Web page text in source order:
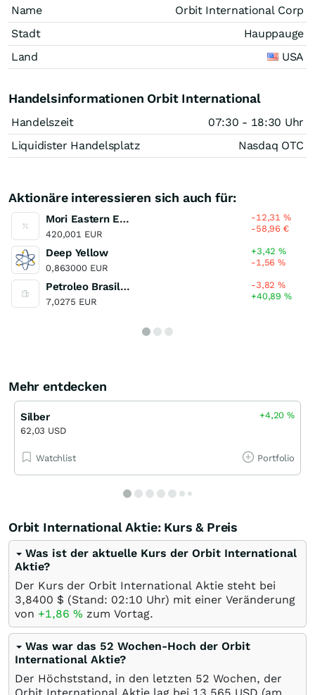
Name
Orbit International Corp
Stadt
Hauppauge
Land
USA
Handelsinformationen Orbit International
Handelszeit
07:30 - 18:30 Uhr
Liquidister Handelsplatz
Nasdaq OTC
Aktionäre interessieren sich auch für:
Mori Eastern European Fund A
420,001 EUR
-12,31%
-58,96€
Deep Yellow
0,863000 EUR
+3,42%
-1,56%
Petroleo Brasileiro - Petrobras Pfd
7,0275 EUR
-3,82%
+40,89%
Mehr entdecken
Silber
62,03 USD
+4,20%
Watchlist Portfolio
Orbit International Aktie: Kurs & Preis
Was ist der aktuelle Kurs der Orbit International
Aktie?
Der Kurs der Orbit International Aktie steht bei
3,8400 $ (Stand: 02:10 Uhr) mit einer Veränderung
von +1,86 % zum Vortag.
Was war das 52 Wochen-Hoch der Orbit
International Aktie?
Der Höchststand, in den letzten 52 Wochen, der